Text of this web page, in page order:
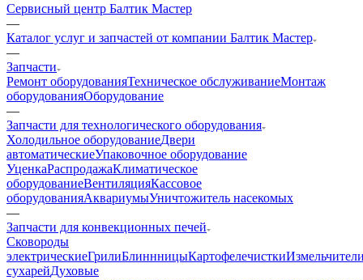
Сервисный центр Балтик Мастер
—
Каталог услуг и запчастей от компании Балтик Мастер
—
Запчасти
Ремонт оборудованияТехническое обслуживаниеМонтаж
оборудованияОборудование
—
Запчасти для технологического оборудования
Холодильное оборудованиеДвери
автоматическиеУпаковочное оборудование
УценкаРаспродажаКлиматическое
оборудованиеВентиляцияКассовое
оборудованияАквариумыУничтожитель насекомых
—
Запчасти для конвекционных печей
Cковороды
электрическиеГрилиБлиннницыКартофелечистки
сухарейДуховые